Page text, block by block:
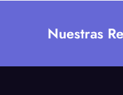
Nuestras